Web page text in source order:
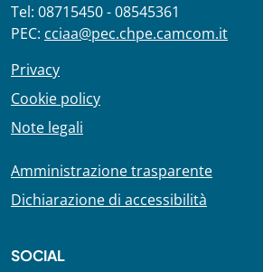
Tel: 08715450 - 08545361
PEC: cciaa@pec.chpe.camcom.it
Privacy
Cookie policy
Note legali
Amministrazione trasparente
Dichiarazione di accessibilità
SOCIAL